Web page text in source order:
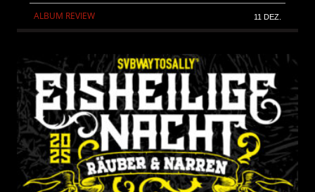
ALBUM REVIEW 11 DEZ.